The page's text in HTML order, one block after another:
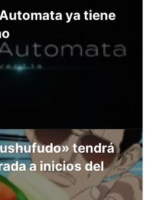
ya tiene
tendrá
a inicios del